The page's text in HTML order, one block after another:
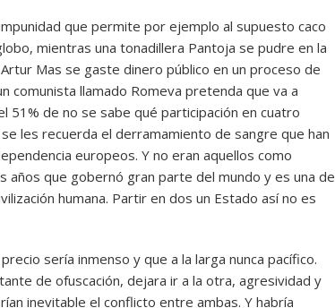
que permite por ejemplo al supuesto caco
mientras una tonadillera Pantoja se pudre en la
Mas se gaste dinero público en un proceso de
comunista llamado Romeva pretenda que va a
51% de no se sabe qué participación en cuatro
les recuerda el derramamiento de sangre que han
europeos. Y no eran aquellos como
años que gobernó gran parte del mundo y es una de
humana. Partir en dos un Estado así no es
sería inmenso y que a la larga nunca pacífico.
de ofuscación, dejara ir a la otra, agresividad y
inevitable el conflicto entre ambas. Y habría